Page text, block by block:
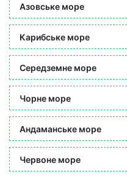
Азовське море
Карибське море
Середземне море
Чорне море
Андаманське море
Червоне море